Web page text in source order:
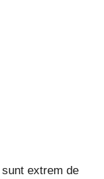
extrem de